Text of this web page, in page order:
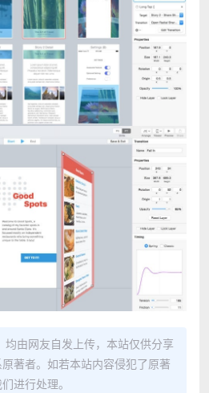
均由网友自发上传，本站仅供分享
著者。如若本站内容侵犯了原著
进行处理。